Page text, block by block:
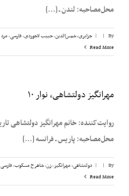
محل‌مصاحبه: لندن ـ [...]
By
|
| جزایری، شمس‌الدین,حبیب لاجوردی,فارسی,مرد
Read More
مهرانگیز دولتشاهی، نوار ۱۰
محل‌مصاحبه: پاریس ـ فرانسه [...]
By
|
| دولتشاهی، مهرانگیز,زن,شاهرخ مسکوب,فارسی
Read More